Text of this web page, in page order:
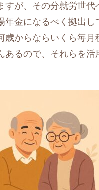
が、その分就労世代
金になるべく拠出し
からならいくら毎月
るので、それらを活